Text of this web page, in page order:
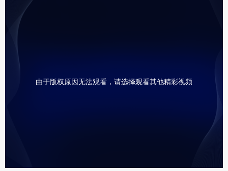
由于版权原因无法观看，请选择观看其他精彩视频